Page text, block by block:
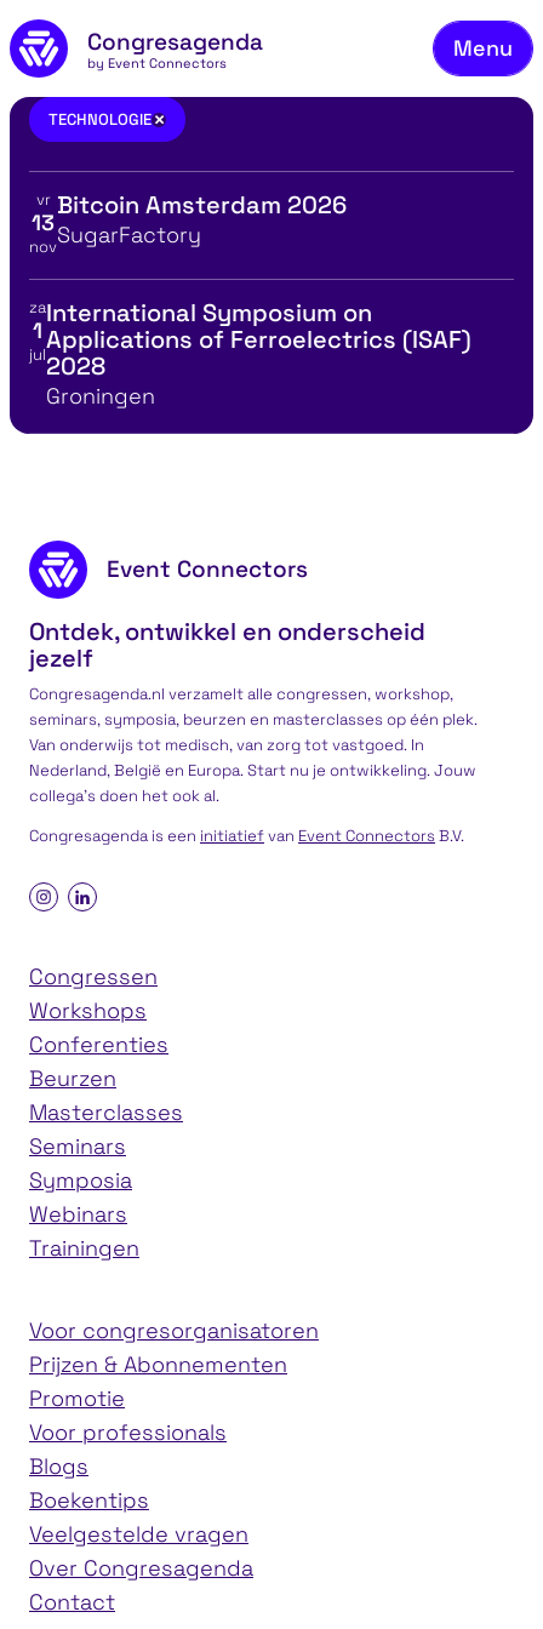
Naar de inhoud
Congresagenda
by Event Connectors
Menu
technologie
TECHNOLOGIE×
Bekijk details voor
vr
13
nov
Bitcoin Amsterdam 2026
Locatie
SugarFactory
Bekijk details voor
za
1
jul
International Symposium on
Applications of Ferroelectrics (ISAF)
2028
Locatie
Groningen
Footer content
Event Connectors
Ontdek, ontwikkel en onderscheid
jezelf
Congresagenda.nl verzamelt alle congressen, workshop,
seminars, symposia, beurzen en masterclasses op één plek.
Van onderwijs tot medisch, van zorg tot vastgoed. In
Nederland, België en Europa. Start nu je ontwikkeling. Jouw
collega’s doen het ook al.
Congresagenda is een initiatiefvan Event ConnectorsB.V.
Congressen
Workshops
Conferenties
Beurzen
Masterclasses
Seminars
Symposia
Webinars
Trainingen
Voor congresorganisatoren
Prijzen & Abonnementen
Promotie
Voor professionals
Blogs
Boekentips
Veelgestelde vragen
Over Congresagenda
Contact